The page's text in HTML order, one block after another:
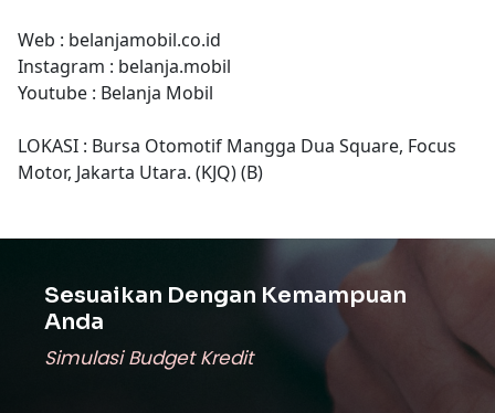
Web : belanjamobil.co.id
Instagram : belanja.mobil
Youtube : Belanja Mobil
LOKASI : Bursa Otomotif Mangga Dua Square, Focus
Motor, Jakarta Utara. (KJQ) (B)
Sesuaikan Dengan Kemampuan
Anda
Simulasi Budget Kredit